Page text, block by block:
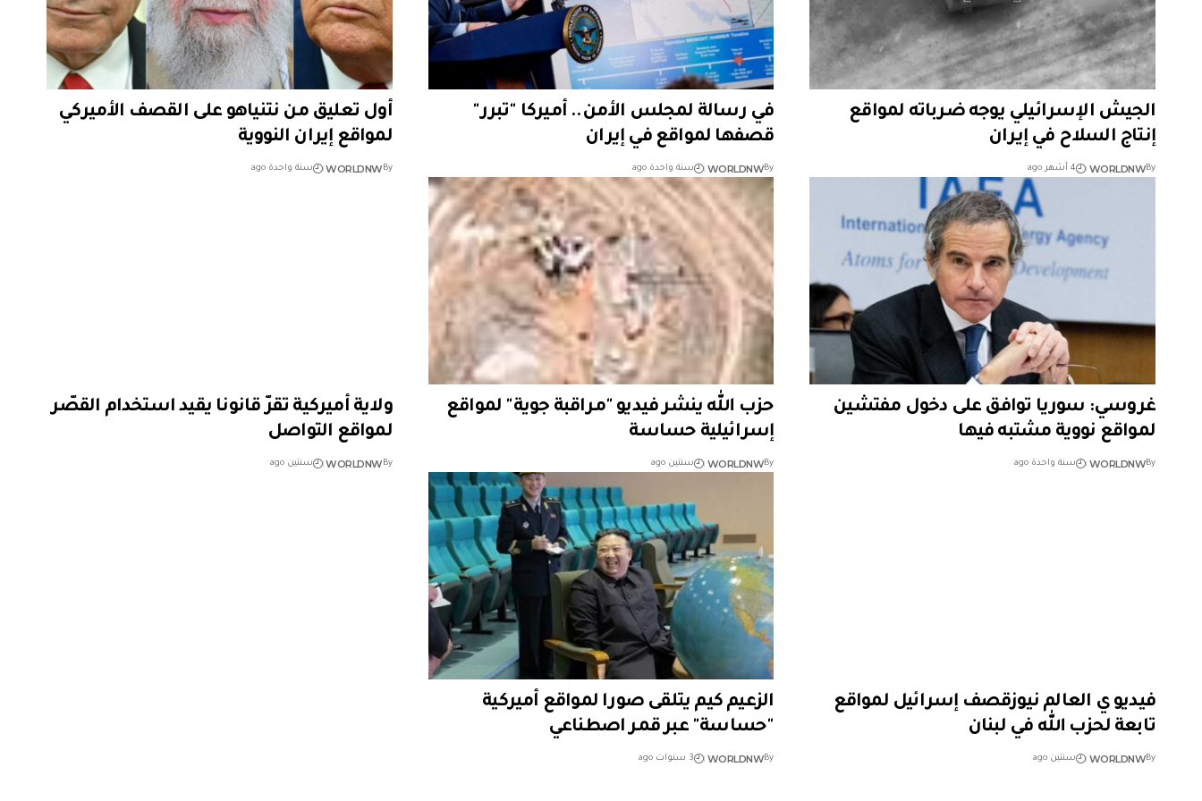
الجيش الإسرائيلي يوجه ضرباته لمواقع
إنتاج السلاح في إيران
By
WORLDNW 4 أشهر ago
في رسالة لمجلس الأمن.. أميركا "تبرر"
قصفها لمواقع في إيران
By
WORLDNW سنة واحدة ago
أول تعليق من نتنياهو على القصف الأميركي
لمواقع إيران النووية
By
WORLDNW سنة واحدة ago
غروسي: سوريا توافق على دخول مفتشين
لمواقع نووية مشتبه فيها
By
WORLDNW سنة واحدة ago
حزب الله ينشر فيديو "مراقبة جوية" لمواقع
إسرائيلية حساسة
By
WORLDNW سنتين ago
ولاية أميركية تقرّ قانونا يقيد استخدام القصّر
لمواقع التواصل
By
WORLDNW سنتين ago
فيديو ي العالم نيوزقصف إسرائيل لمواقع
تابعة لحزب الله في لبنان
By
WORLDNW سنتين ago
الزعيم كيم يتلقى صورا لمواقع أميركية
"حساسة" عبر قمر اصطناعي
By
WORLDNW 3 سنوات ago